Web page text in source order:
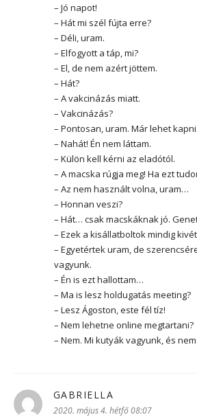
– Jó napot!
– Hát mi szél fújta erre?
– Déli, uram.
– Elfogyott a táp, mi?
– El, de nem azért jöttem.
– Hát?
– A vakcinázás miatt.
– Vakcinázás?
– Pontosan, uram. Már lehet kapni.
– Nahát! Én nem láttam.
– Külön kell kérni az eladótól.
– A macska rúgja meg! Ha ezt
– Az nem használt volna, uram…
– Honnan veszi?
– Hát… csak macskáknak jó.
– Ezek a kisállatboltok mindig
– Egyetértek uram, de
vagyunk.
– Én is ezt hallottam…
– Ma is lesz holdugatás meeting?
– Lesz Ágoston, este fél tíz!
– Nem lehetne online megtartani?
– Nem. Mi kutyák vagyunk, és
GABRIELLA
2020. május 4. hétfő 08:07